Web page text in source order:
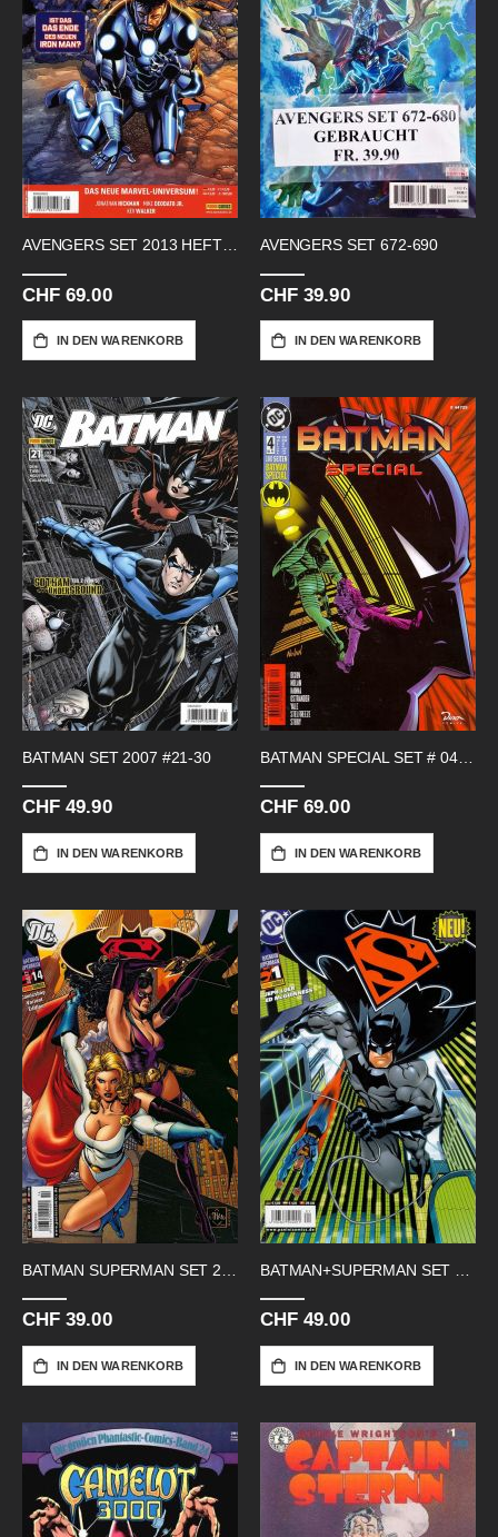
AVENGERS SET 2013 HEFT 25-36
CHF 69.00
IN DEN WARENKORB
AVENGERS SET 672-690
CHF 39.90
IN DEN WARENKORB
BATMAN SET 2007 #21-30
CHF 49.90
IN DEN WARENKORB
BATMAN SPECIAL SET # 04-14
CHF 69.00
IN DEN WARENKORB
CHF 39.00
IN DEN WARENKORB
CHF 49.00
IN DEN WARENKORB